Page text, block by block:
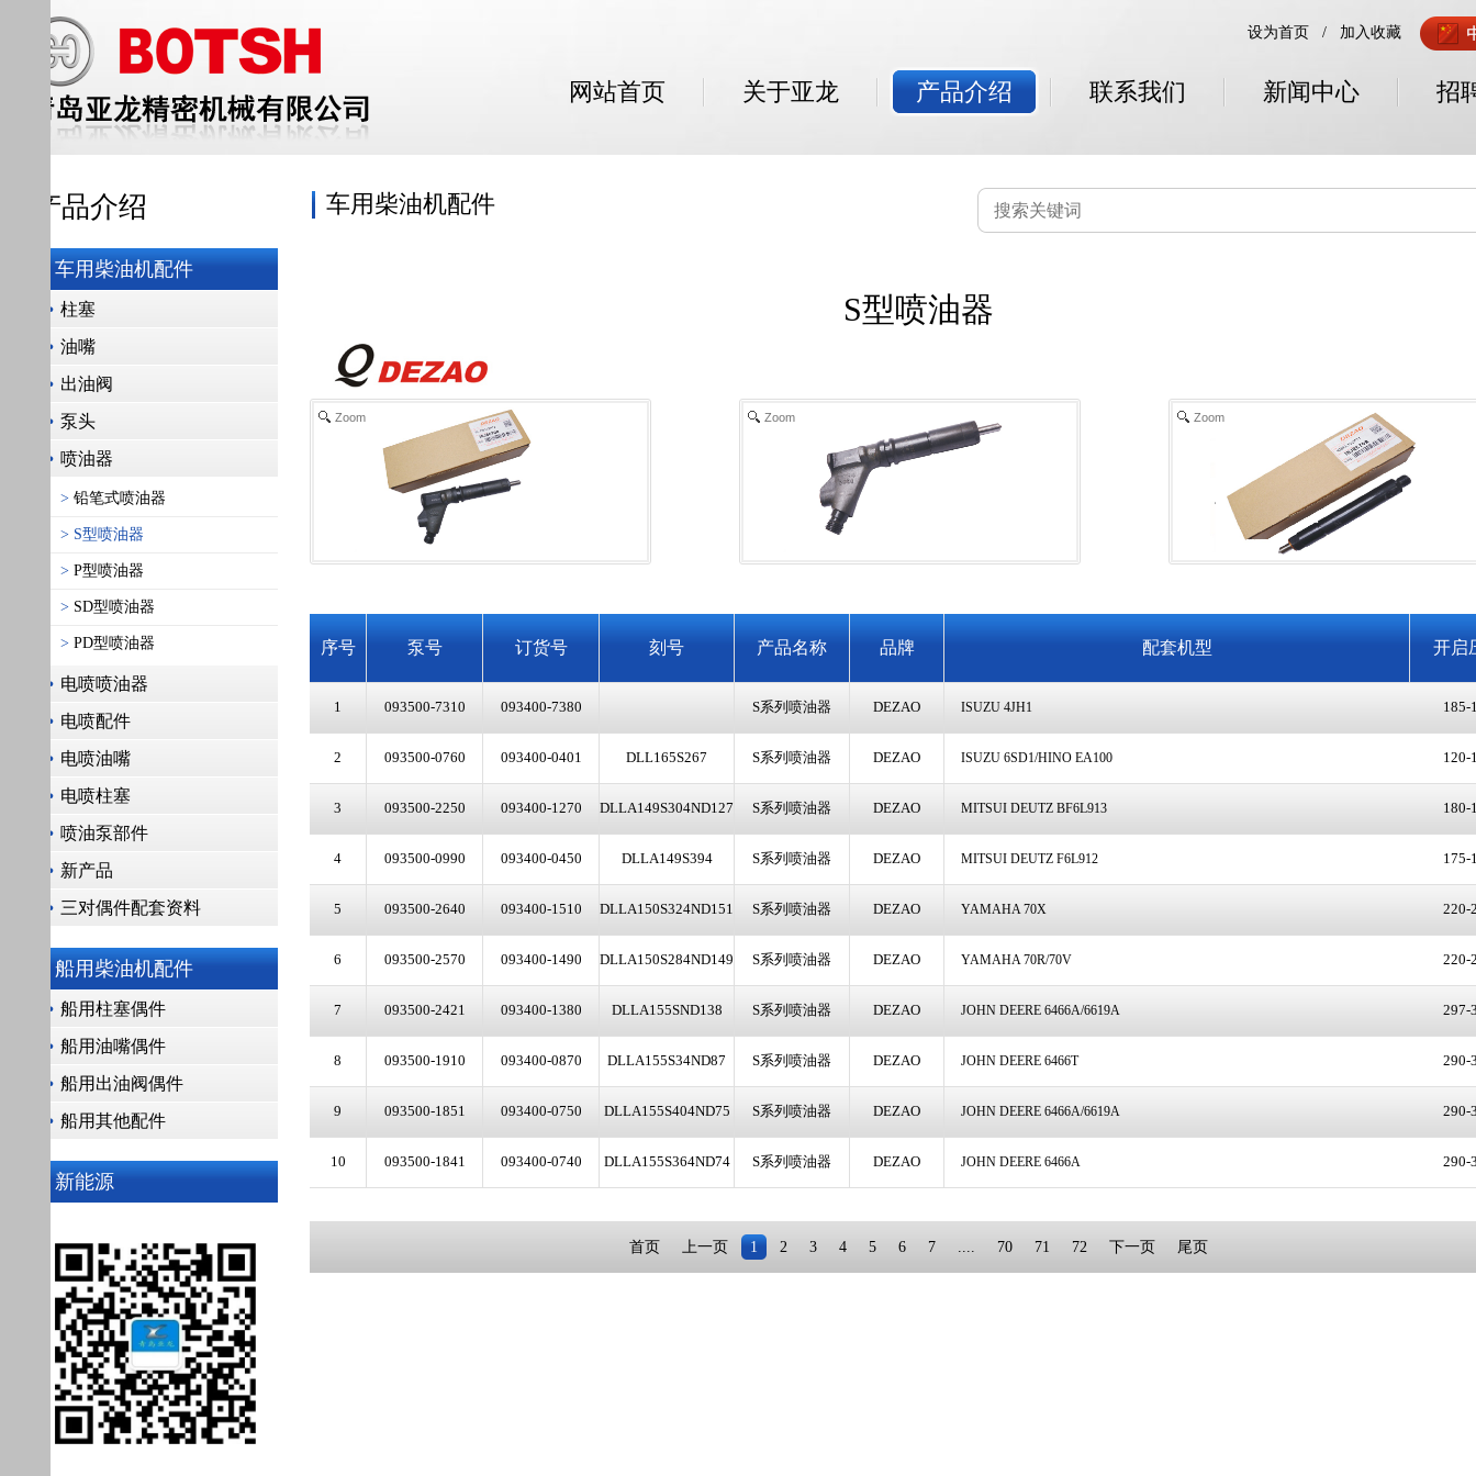
设为首页/加入收藏
网站首页 关于亚龙 产品介绍 联系我们 新闻中心 招聘人
品介绍
车用柴油机配件
出油阀
喷油器
铅笔式喷油器
S型喷油器
P型喷油器
SD型喷油器
PD型喷油器
电喷喷油器
电喷配件
电喷油嘴
电喷柱塞
喷油泵部件
新产品
三对偶件配套资料
船用柴油机配件
船用柱塞偶件
船用油嘴偶件
船用出油阀偶件
船用其他配件
新能源
车用柴油机配件
S型喷油器
订货号 产品名称 配套机型 开启压力
093500-7310 093400-7380 S系列喷油器 DEZAO ISUZU 4JH1
093500-0760 093400-0401 DLL165S267 S系列喷油器 DEZAO ISUZU 6SD1/HINO EA100
093500-2250 093400-1270 DLLA149S304ND127 S系列喷油器 DEZAO MITSUI DEUTZ BF6L913
093500-0990 093400-0450 DLLA149S394 S系列喷油器 DEZAO MITSUI DEUTZ F6L912
093500-2640 093400-1510 DLLA150S324ND151 S系列喷油器 DEZAO YAMAHA 70X
093500-2570 093400-1490 DLLA150S284ND149 S系列喷油器 DEZAO YAMAHA 70R/70V
093500-2421 093400-1380 DLLA155SND138 S系列喷油器 DEZAO JOHN DEERE 6466A/6619A
093500-1910 093400-0870 DLLA155S34ND87 S系列喷油器 DEZAO JOHN DEERE 6466T
093500-1851 093400-0750 DLLA155S404ND75 S系列喷油器 DEZAO JOHN DEERE 6466A/6619A
093500-1841 093400-0740 DLLA155S364ND74 S系列喷油器 DEZAO JOHN DEERE 6466A
上一页 1 70 71 72 下一页 尾页